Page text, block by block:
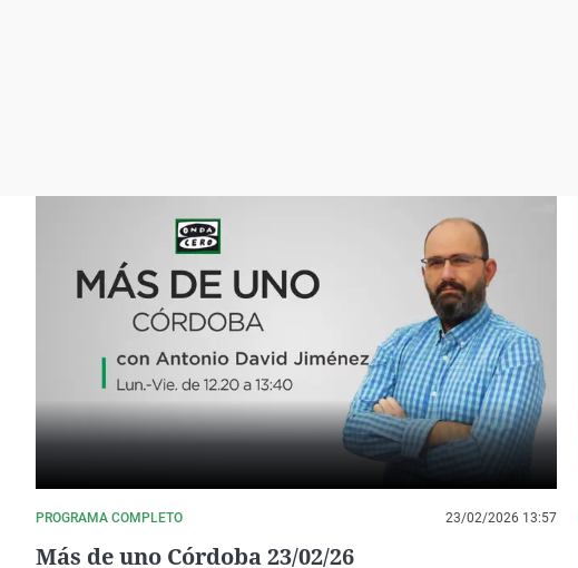
PROGRAMA COMPLETO 23/02/2026 13:57
Más de uno Córdoba 23/02/26